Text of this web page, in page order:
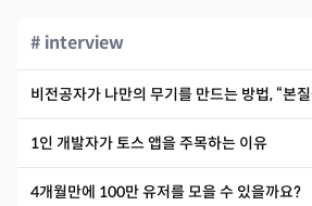
# interview
비전공자가 나만의 무기를 만드는 방법, “본
1인 개발자가 토스 앱을 주목하는 이유
4개월만에 100만 유저를 모을 수 있을까요?